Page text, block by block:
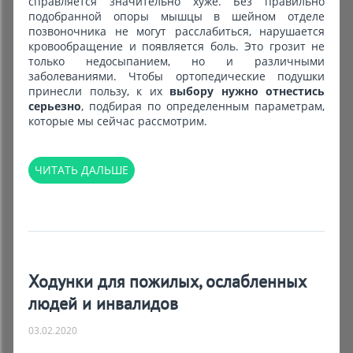
подобранной опоры мышцы в шейном отделе
позвоночника не могут расслабиться, нарушается
кровообращение и появляется боль. Это грозит не
только недосыпанием, но и различными
заболеваниями. Чтобы ортопедические подушки
принесли пользу, к их выбору нужно отнестись
серьезно, подбирая по определенным параметрам,
которые мы сейчас рассмотрим.
ЧИТАТЬ ДАЛЬШЕ
Ходунки для пожилых, ослабленных
людей и инвалидов
03.02.2020